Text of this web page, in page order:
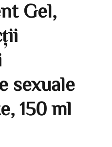
Gel,
sexuale
150 ml